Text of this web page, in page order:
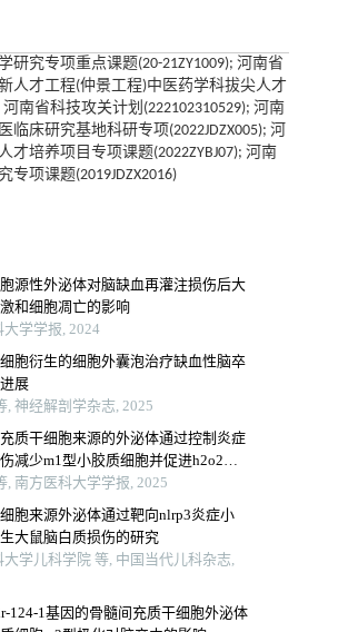
研究专项重点课题(20-21ZY1009); 河南省
人才工程(仲景工程)中医药学科拔尖人才
河南省科技攻关计划(222102310529); 河南
临床研究基地科研专项(2022JDZX005); 河
才培养项目专项课题(2022ZYBJ07); 河南
专项课题(2019JDZX2016)